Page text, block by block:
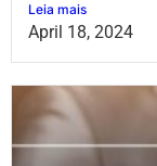
Leia mais
April 18, 2024